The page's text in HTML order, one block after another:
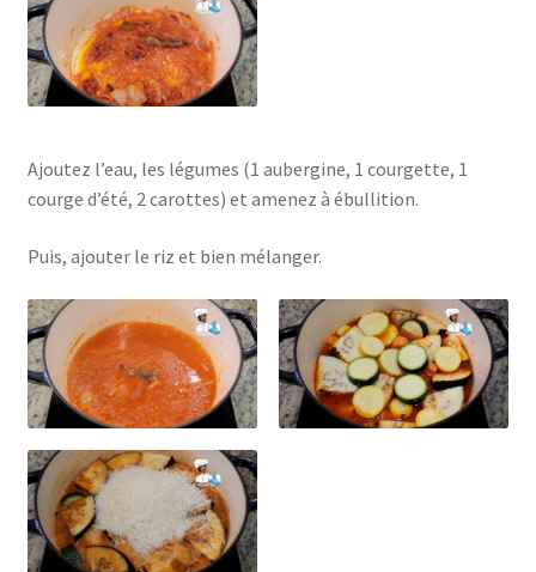
Ajoutez l’eau, les légumes (1 aubergine, 1 courgette, 1
courge d’été, 2 carottes) et amenez à ébullition.
Puis, ajouter le riz et bien mélanger.